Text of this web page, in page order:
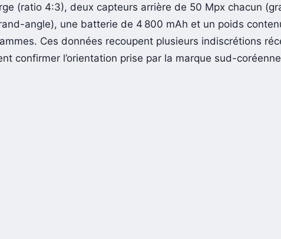
(ratio 4:3), deux capteurs arrière de 50 Mpx chacun
angle), une batterie de 4 800 mAh et un poids
Ces données recoupent plusieurs indiscrétions
confirmer l’orientation prise par la marque sud-